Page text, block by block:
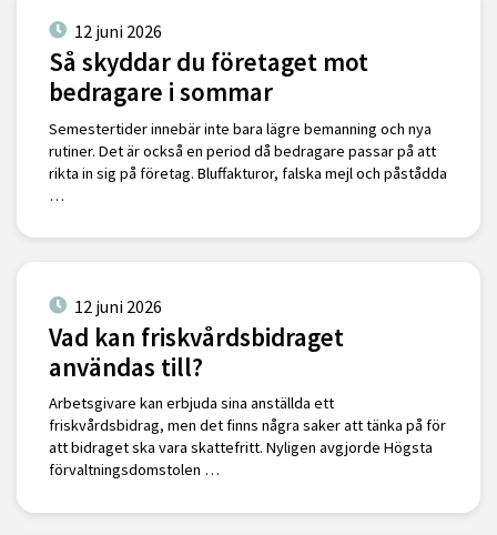
12 juni 2026
Så skyddar du företaget mot
bedragare i sommar
Semestertider innebär inte bara lägre bemanning och nya
rutiner. Det är också en period då bedragare passar på att
rikta in sig på företag. Bluffakturor, falska mejl och påstådda
…
12 juni 2026
Vad kan friskvårdsbidraget
användas till?
Arbetsgivare kan erbjuda sina anställda ett
friskvårdsbidrag, men det finns några saker att tänka på för
att bidraget ska vara skattefritt. Nyligen avgjorde Högsta
förvaltningsdomstolen …